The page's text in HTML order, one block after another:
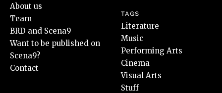
About us
Team
BRD and Scena9
Want to be published on
Scena9?
Contact
TAGS
Literature
Music
Performing Arts
Cinema
Visual Arts
Stuff